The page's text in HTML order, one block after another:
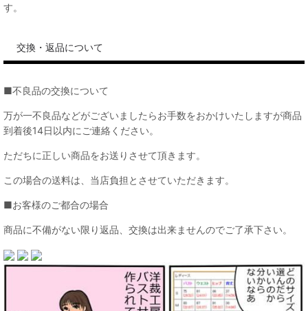
す。
交換・返品について
■不良品の交換について
万が一不良品などがございましたらお手数をおかけいたしますが商品
到着後14日以内にご連絡ください。
ただちに正しい商品をお送りさせて頂きます。
この場合の送料は、当店負担とさせていただきます。
■お客様のご都合の場合
商品に不備がない限り返品、交換は出来ませんのでご了承下さい。